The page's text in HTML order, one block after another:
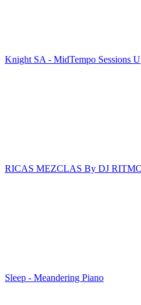
Knight SA - MidTempo Sessions
RICAS MEZCLAS By DJ
Sleep - Meandering Piano